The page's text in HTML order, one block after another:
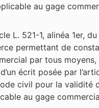
au gage
L. 521-1, alinéa 1er,
permettant de
par tous moyens,
écrit posée par
civil pour la validité
au gage